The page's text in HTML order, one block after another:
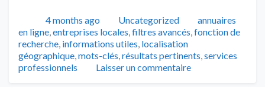
Publié
4 months ago Catégories
Uncategorized Tags
annuaires
en ligne,entreprises locales,filtres avancés,fonction de
recherche, informations utiles, localisation
géographique,mots-clés,résultats pertinents,services
professionnels
Laisser un commentaire